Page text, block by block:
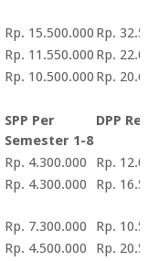
Rp. 15.500.000 Rp.
Rp. 11.550.000 Rp.
Rp. 10.500.000 Rp.
SPP Per
Semester 1-8
DPP
Rp. 4.300.000
Rp.
Rp. 4.300.000 Rp.
Rp. 7.300.000
Rp.
Rp. 4.500.000
Rp.